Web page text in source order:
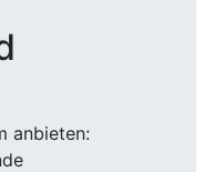
anbieten: